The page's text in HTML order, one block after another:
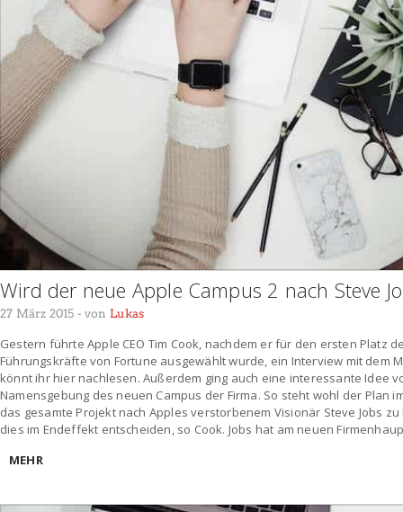
Wird der neue Apple Campus 2 nach Steve
27 März 2015 - von Lukas
Gestern führte Apple CEO Tim Cook, nachdem er für den ersten Platz
Führungskräfte von Fortune ausgewählt wurde, ein Interview mit dem
könnt ihr hier nachlesen. Außerdem ging auch eine interessante Idee
Namensgebung des neuen Campus der Firma. So steht wohl der Plan
das gesamte Projekt nach Apples verstorbenem Visionär Steve Jobs zu
dies im Endeffekt entscheiden, so Cook. Jobs hat am neuen
MEHR